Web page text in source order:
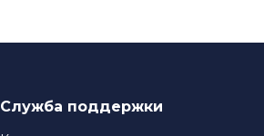
Служба поддержки